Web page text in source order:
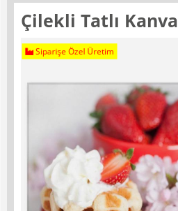
Çilekli Tatlı
Siparişe Özel Üretim